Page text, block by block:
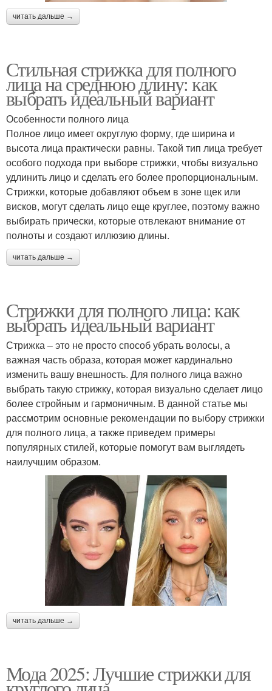
читать дальше →
Стильная стрижка для полного
лица на среднюю длину: как
выбрать идеальный вариант
Особенности полного лица
Полное лицо имеет округлую форму, где ширина и
высота лица практически равны. Такой тип лица требует
особого подхода при выборе стрижки, чтобы визуально
удлинить лицо и сделать его более пропорциональным.
Стрижки, которые добавляют объем в зоне щек или
висков, могут сделать лицо еще круглее, поэтому важно
выбирать прически, которые отвлекают внимание от
полноты и создают иллюзию длины.
читать дальше →
Стрижки для полного лица: как
выбрать идеальный вариант
Стрижка – это не просто способ убрать волосы, а
важная часть образа, которая может кардинально
изменить вашу внешность. Для полного лица важно
выбрать такую стрижку, которая визуально сделает лицо
более стройным и гармоничным. В данной статье мы
рассмотрим основные рекомендации по выбору стрижки
для полного лица, а также приведем примеры
популярных стилей, которые помогут вам выглядеть
наилучшим образом.
читать дальше →
Мода 2025: Лучшие стрижки для